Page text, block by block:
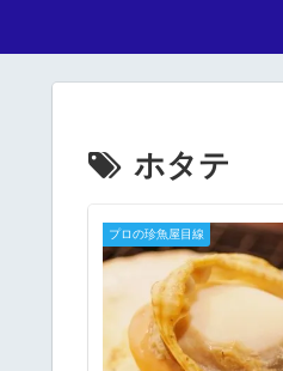
ホタテ
プロの珍魚屋目線